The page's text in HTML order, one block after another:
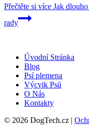
Přečtěte si více Jak
rady
Úvodní Stránka
Blog
Psí plemena
Výcvik Psů
O Nás
Kontakty
© 2026 DogTech.cz |